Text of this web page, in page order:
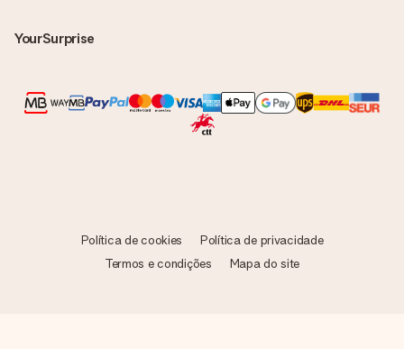
YourSurprise
Política de cookies
Política de privacidade
Termos e condições
Mapa do site